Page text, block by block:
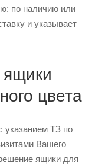
по наличию или
и указывает
ящики
цвета
указанием ТЗ по
Вашего
ящики для